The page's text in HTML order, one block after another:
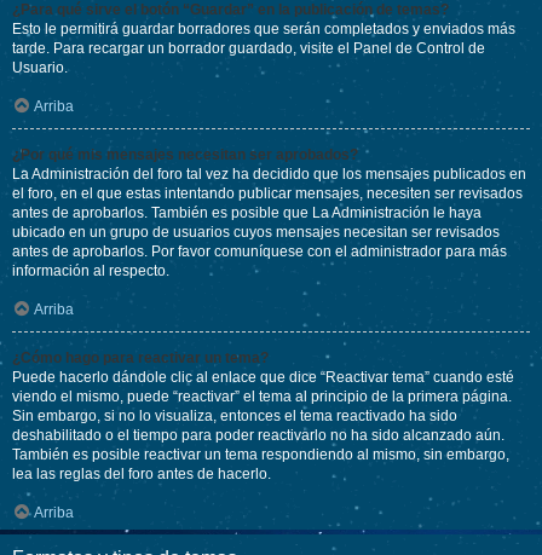
¿Para qué sirve el botón “Guardar” en la publicación de temas?
Esto le permitirá guardar borradores que serán completados y enviados más
tarde. Para recargar un borrador guardado, visite el Panel de Control de
Usuario.
Arriba
¿Por qué mis mensajes necesitan ser aprobados?
La Administración del foro tal vez ha decidido que los mensajes publicados en
el foro, en el que estas intentando publicar mensajes, necesiten ser revisados
antes de aprobarlos. También es posible que La Administración le haya
ubicado en un grupo de usuarios cuyos mensajes necesitan ser revisados
antes de aprobarlos. Por favor comuníquese con el administrador para más
información al respecto.
Arriba
¿Cómo hago para reactivar un tema?
Puede hacerlo dándole clic al enlace que dice “Reactivar tema” cuando esté
viendo el mismo, puede “reactivar” el tema al principio de la primera página.
Sin embargo, si no lo visualiza, entonces el tema reactivado ha sido
deshabilitado o el tiempo para poder reactivarlo no ha sido alcanzado aún.
También es posible reactivar un tema respondiendo al mismo, sin embargo,
lea las reglas del foro antes de hacerlo.
Arriba